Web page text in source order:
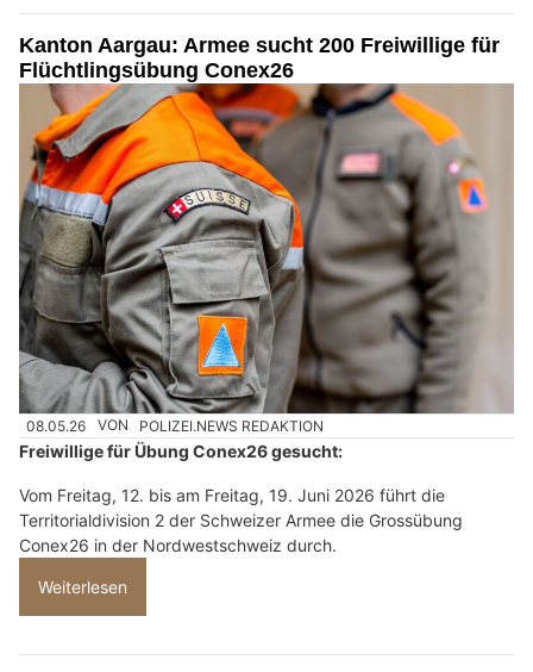
Kanton Aargau: Armee sucht 200 Freiwillige für
Flüchtlingsübung Conex26
08.05.26 VON POLIZEI.NEWS REDAKTION
Freiwillige für Übung Conex26 gesucht:
Vom Freitag, 12. bis am Freitag, 19. Juni 2026 führt die
Territorialdivision 2 der Schweizer Armee die Grossübung
Conex26 in der Nordwestschweiz durch.
Weiterlesen